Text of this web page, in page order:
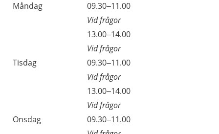
Måndag
09.30–11.00
Vid frågor
13.00–14.00
Vid frågor
Tisdag
09.30–11.00
Vid frågor
13.00–14.00
Vid frågor
Onsdag
09.30–11.00